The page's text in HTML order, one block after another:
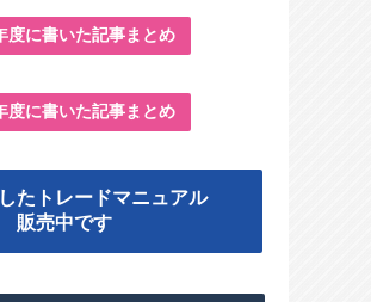
度に書いた記事まとめ
度に書いた記事まとめ
たトレードマニュアル
販売中です